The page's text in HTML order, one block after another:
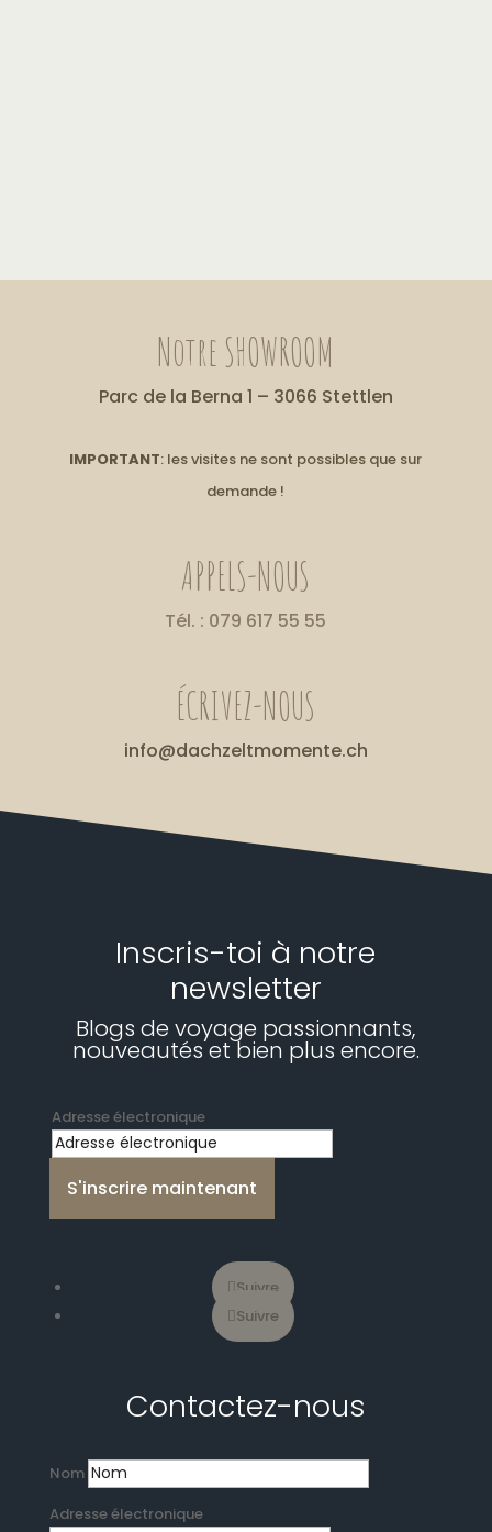
Notre SHOWROOM
Parc de la Berna 1 – 3066 Stettlen
IMPORTANT: les visites ne sont possibles que sur
demande !
APPELS-NOUS
Tél. : 079 617 55 55
ÉCRIVEZ-NOUS
info@dachzeltmomente.ch
Inscris-toi à notre
newsletter
Blogs de voyage passionnants,
nouveautés et bien plus encore.
Adresse électronique
S'inscrire maintenant
Suivre
Suivre
Contactez-nous
Nom
Adresse électronique